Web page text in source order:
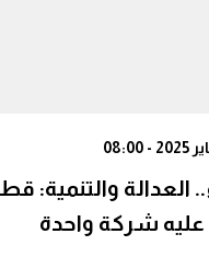
العدالة والتنمية:
شركة واحدة